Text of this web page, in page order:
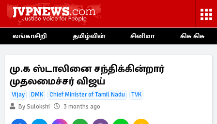
லங்காசிறி தமிழ்வின் சினிமா கிசு கிசு
மு.க ஸ்டாலினை சந்திக்கின்றார்
முதலமைச்சர் விஜய்
Vijay DMK Chief Minister of Tamil Nadu
TVK
By Sulokshi
3 months ago